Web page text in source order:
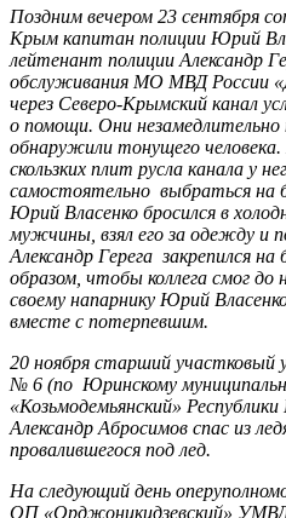
Поздним вечером 23 сентября
Крым капитан полиции Юрий
лейтенант полиции Александр
обслуживания МО МВД России
через Северо-Крымский канал
о помощи. Они незамедлительно
обнаружили тонущего человека.
скользких плит русла канала у
самостоятельно выбраться на
Юрий Власенко бросился в
мужчины, взял его за одежду и
Александр Герега закрепился
образом, чтобы коллега смог до
своему напарнику Юрий
вместе с потерпевшим.
20 ноября старший участковый
№ 6 (по Юринскому
«Козьмодемьянский»
Александр Абросимов спас из
провалившегося под лед.
На следующий день
ОП «Орджоникидзевский» УМВД